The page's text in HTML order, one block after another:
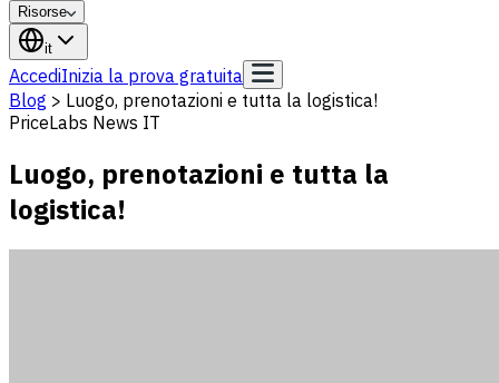
Risorse
it
AccediInizia la prova gratuita
Blog > Luogo, prenotazioni e tutta la logistica!
PriceLabs News IT
Luogo, prenotazioni e tutta la
logistica!